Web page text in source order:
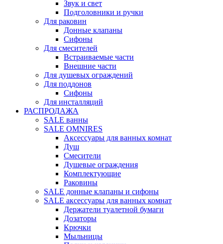
Звук и свет
Подголовники и ручки
Для раковин
Донные клапаны
Сифоны
Для смесителей
Встраиваемые части
Внешние части
Для душевых ограждений
Для поддонов
Сифоны
Для инсталляций
РАСПРОДАЖА
SALE ванны
SALE OMNIRES
Аксессуары для ванных комнат
Душ
Смесители
Душевые ограждения
Комплектующие
Раковины
SALE донные клапаны и сифоны
SALE аксессуары для ванных комнат
Держатели туалетной бумаги
Дозаторы
Крючки
Мыльницы